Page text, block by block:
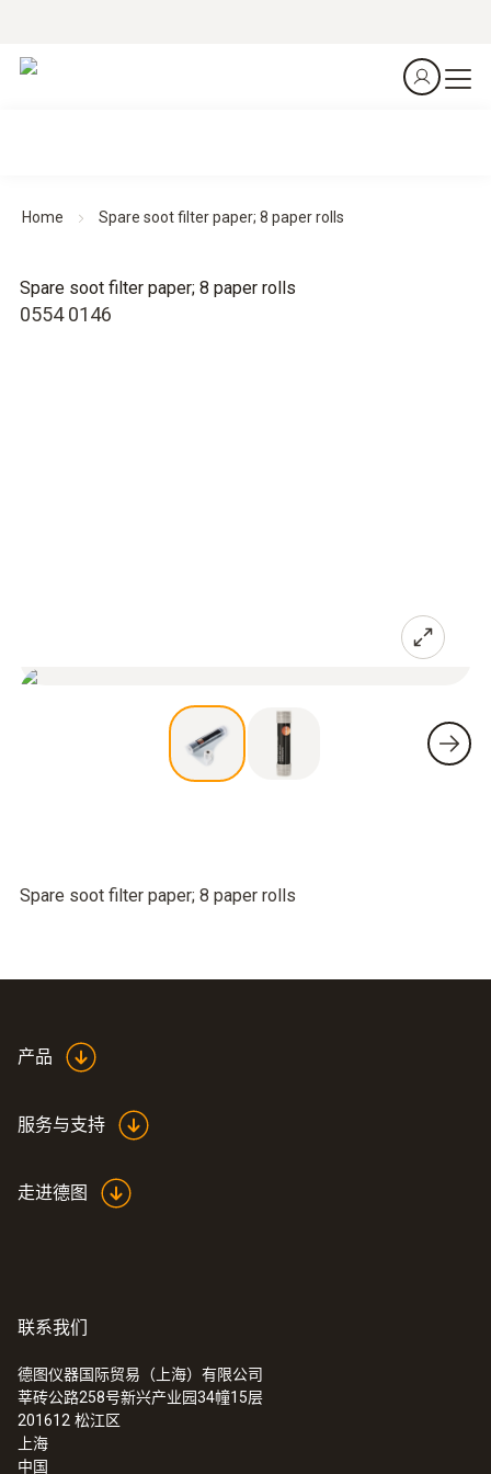
Home Spare soot filter paper; 8 paper rolls
0554 0146
Spare soot filter paper; 8 paper rolls
Spare soot filter paper; 8 paper rolls
产品
服务与支持
走进德图
联系我们
德图仪器国际贸易（上海）有限公司
莘砖公路258号新兴产业园34幢15层
201612 松江区
上海
中国